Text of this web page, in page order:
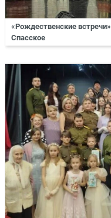
«Рождественские
Спасское